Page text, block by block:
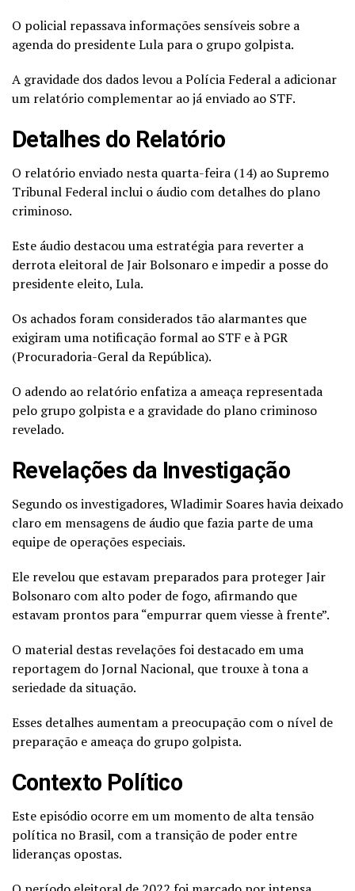
O policial repassava informações sensíveis sobre a
agenda do presidente Lula para o grupo golpista.
A gravidade dos dados levou a Polícia Federal a adicionar
um relatório complementar ao já enviado ao STF.
Detalhes do Relatório
O relatório enviado nesta quarta-feira (14) ao Supremo
Tribunal Federal inclui o áudio com detalhes do plano
criminoso.
Este áudio destacou uma estratégia para reverter a
derrota eleitoral de Jair Bolsonaro e impedir a posse do
presidente eleito, Lula.
Os achados foram considerados tão alarmantes que
exigiram uma notificação formal ao STF e à PGR
(Procuradoria-Geral da República).
O adendo ao relatório enfatiza a ameaça representada
pelo grupo golpista e a gravidade do plano criminoso
revelado.
Revelações da Investigação
Segundo os investigadores, Wladimir Soares havia deixado
claro em mensagens de áudio que fazia parte de uma
equipe de operações especiais.
Ele revelou que estavam preparados para proteger Jair
Bolsonaro com alto poder de fogo, afirmando que
estavam prontos para “empurrar quem viesse à frente”.
O material destas revelações foi destacado em uma
reportagem do Jornal Nacional, que trouxe à tona a
seriedade da situação.
Esses detalhes aumentam a preocupação com o nível de
preparação e ameaça do grupo golpista.
Contexto Político
Este episódio ocorre em um momento de alta tensão
política no Brasil, com a transição de poder entre
lideranças opostas.